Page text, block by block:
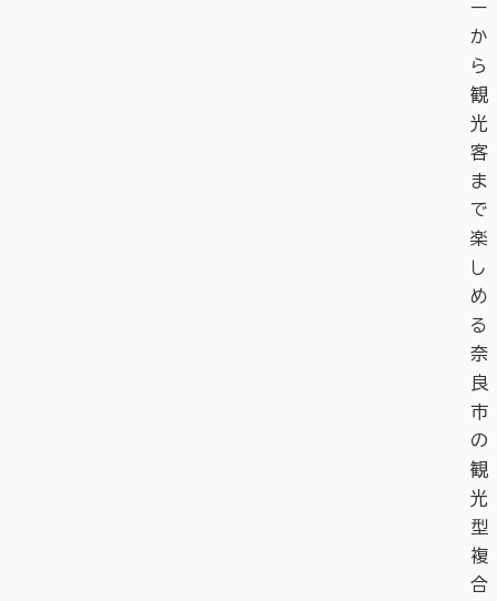
ー
か
ら
観
光
客
ま
で
楽
し
め
る
奈
良
市
の
観
光
型
複
合